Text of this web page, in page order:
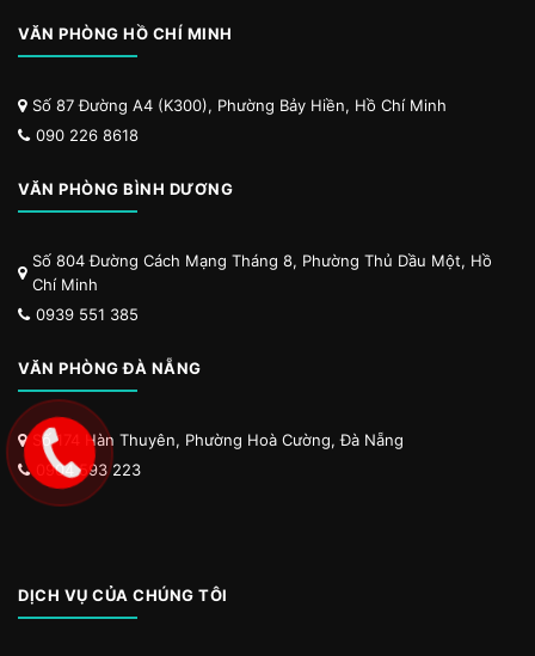
VĂN PHÒNG HỒ CHÍ MINH
Số 87 Đường A4 (K300), Phường Bảy Hiền, Hồ Chí Minh
090 226 8618
VĂN PHÒNG BÌNH DƯƠNG
Số 804 Đường Cách Mạng Tháng 8, Phường Thủ Dầu Một, Hồ
Chí Minh
0939 551 385
VĂN PHÒNG ĐÀ NẴNG
Số 174 Hàn Thuyên, Phường Hoà Cường, Đà Nẵng
0904 593 223
DỊCH VỤ CỦA CHÚNG TÔI